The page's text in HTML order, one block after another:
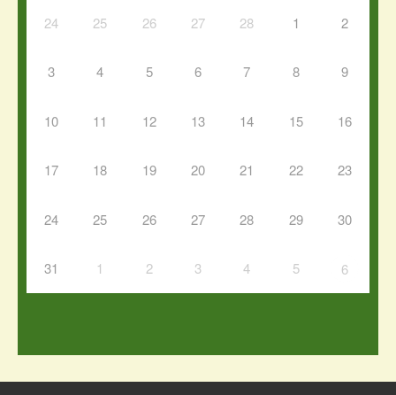
24 25 26 27 28 1 2
3 4 5 6 7 8 9
10 11 12 13 14 15 16
17 18 19 20 21 22 23
24 25 26 27 28 29 30
31 1 2 3 4 5 6